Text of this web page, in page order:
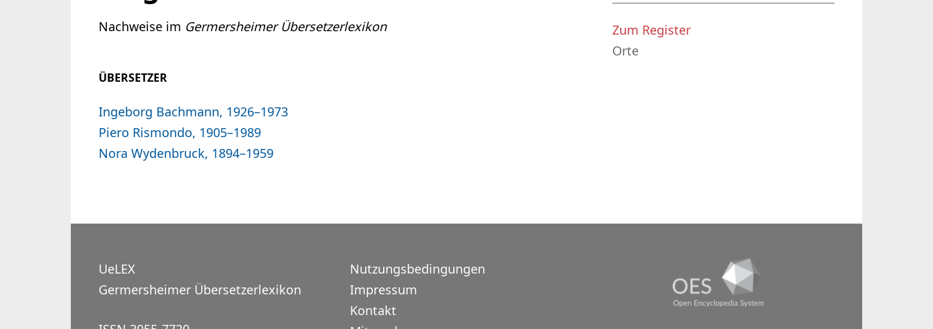
Nachweise im Germersheimer Übersetzerlexikon
ÜBERSETZER
Ingeborg Bachmann, 1926–1973
Piero Rismondo, 1905–1989
Nora Wydenbruck, 1894–1959
Zum Register
Orte
UeLEX
Germersheimer Übersetzerlexikon
Nutzungsbedingungen
Impressum
Kontakt